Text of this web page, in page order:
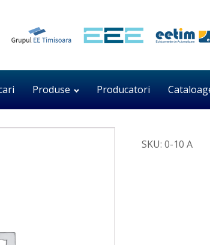
Produse Producatori
SKU: 0-10 A